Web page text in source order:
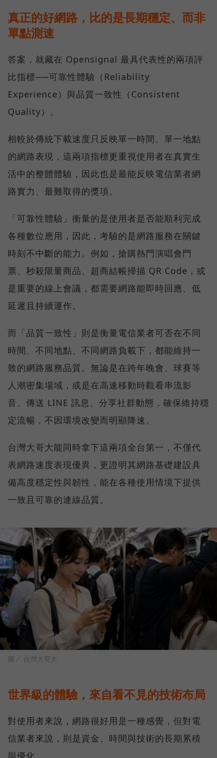
真正的好網路，比的是長期穩定、而非
單點測速
答案，就藏在 Opensignal 最具代表性的兩項評
比指標──可靠性體驗（Reliability
Experience）與品質一致性（Consistent
Quality）。
相較於傳統下載速度只反映單一時間、單一地點
的網路表現，這兩項指標更重視使用者在真實生
活中的整體體驗，因此也是最能反映電信業者網
路實力、最難取得的獎項。
「可靠性體驗」衡量的是使用者是否能順利完成
各種數位應用，因此，考驗的是網路服務在關鍵
時刻不中斷的能力。例如，搶購熱門演唱會門
票、秒殺限量商品、超商結帳掃描 QR Code，或
是重要的線上會議，都需要網路能即時回應、低
延遲且持續運作。
而「品質一致性」則是衡量電信業者可否在不同
時間、不同地點、不同網路負載下，都能維持一
致的網路服務品質。無論是在跨年晚會、球賽等
人潮密集場域，或是在高速移動時觀看串流影
音、傳送 LINE 訊息、分享社群動態，確保維持穩
定流暢，不因環境改變而明顯降速。
台灣大哥大能同時拿下這兩項全台第一，不僅代
表網路速度表現優異，更證明其網路基礎建設具
備高度穩定性與韌性，能在各種使用情境下提供
一致且可靠的連線品質。
圖／ 台灣大哥大
世界級的體驗，來自看不見的技術布局
對使用者來說，網路很好用是一種感覺，但對電
信業者來說，則是資金、時間與技術的長期累積